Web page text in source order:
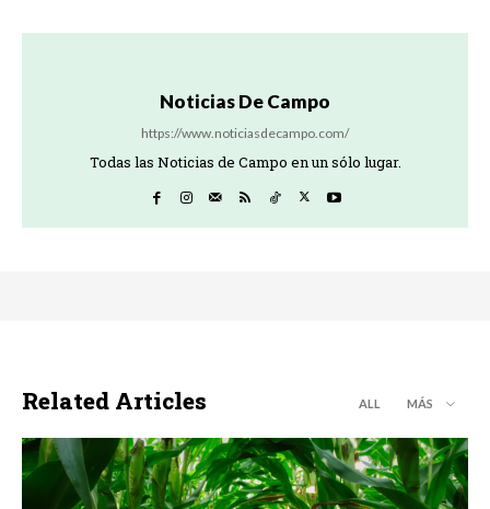
Noticias De Campo
https://www.noticiasdecampo.com/
Todas las Noticias de Campo en un sólo lugar.
Related Articles ALL MÁS